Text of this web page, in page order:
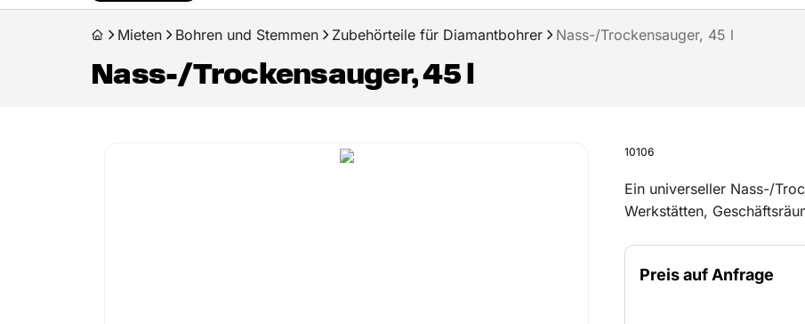
Mieten Bohren und Stemmen Zubehörteile für Diamantbohrer Nass-/Trockensauger, 45 l
Nass-/Trockensauger, 45 l
10106
Ein universeller Nass-/
Werkstätten,
Schmutz und Flüssigkeiten
Preis auf Anfrage